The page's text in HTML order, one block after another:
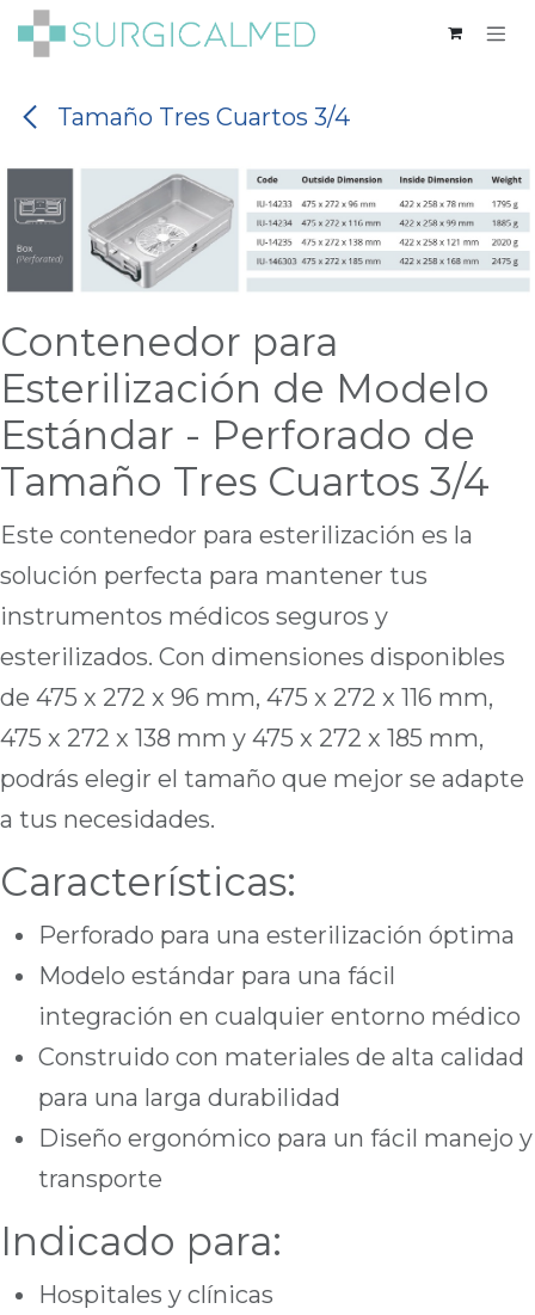
Ir al contenido
Tamaño Tres Cuartos 3/4
Contenedor para
Esterilización de Modelo
Estándar - Perforado de
Tamaño Tres Cuartos 3/4
Este contenedor para esterilización es la
solución perfecta para mantener tus
instrumentos médicos seguros y
esterilizados. Con dimensiones disponibles
de 475 x 272 x 96 mm, 475 x 272 x 116 mm,
475 x 272 x 138 mm y 475 x 272 x 185 mm,
podrás elegir el tamaño que mejor se adapte
a tus necesidades.
Características:
Perforado para una esterilización óptima
Modelo estándar para una fácil
integración en cualquier entorno médico
Construido con materiales de alta calidad
para una larga durabilidad
Diseño ergonómico para un fácil manejo y
transporte
Indicado para:
Hospitales y clínicas